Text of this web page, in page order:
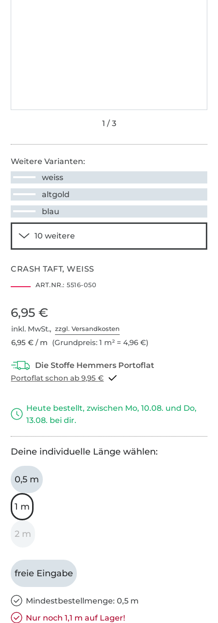
Weitere Varianten:
weiss
altgold
blau
CRASH TAFT, WEISS
ART.NR.: 5516-050
6,95 €
inkl. MwSt.,zzgl. Versandkosten
6,95 € / m (Grundpreis: 1 m² = 4,96 €)
Portoflat schon ab 9,95 €
Heute bestellt, zwischen Mo, 10.08. und Do,
13.08. bei dir.
Deine individuelle Länge wählen:
0,5 m
1 m
2 m
freie Eingabe
Mindestbestellmenge: 0,5 m
Nur noch 1,1 m auf Lager!